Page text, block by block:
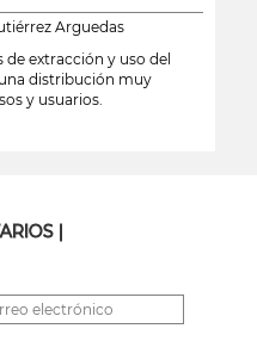
Arguedas
extracción y uso del
distribución muy
y usuarios.
|